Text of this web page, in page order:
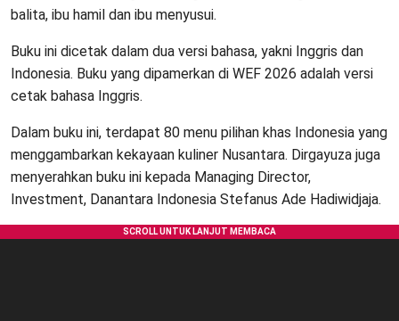
balita, ibu hamil dan ibu menyusui.
Buku ini dicetak dalam dua versi bahasa, yakni Inggris dan
Indonesia. Buku yang dipamerkan di WEF 2026 adalah versi
cetak bahasa Inggris.
Dalam buku ini, terdapat 80 menu pilihan khas Indonesia yang
menggambarkan kekayaan kuliner Nusantara. Dirgayuza juga
menyerahkan buku ini kepada Managing Director,
Investment, Danantara Indonesia Stefanus Ade Hadiwidjaja.